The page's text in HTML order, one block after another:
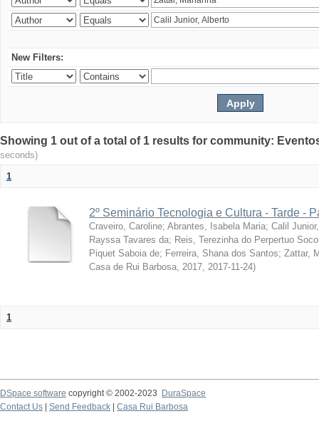
New Filters:
Showing 1 out of a total of 1 results for community:
seconds)
1
2º Seminário Tecnologia e Cultura - Tarde -
Craveiro, Caroline; Abrantes, Isabela Maria; Calil
Rayssa Tavares da; Reis, Terezinha do Perpertuo
Piquet Saboia de; Ferreira, Shana dos Santos; Zattar,
Casa de Rui Barbosa, 2017, 2017-11-24)
1
DSpace software copyright © 2002-2023
DuraSpace
Contact Us
Send Feedback Casa Rui Barbosa